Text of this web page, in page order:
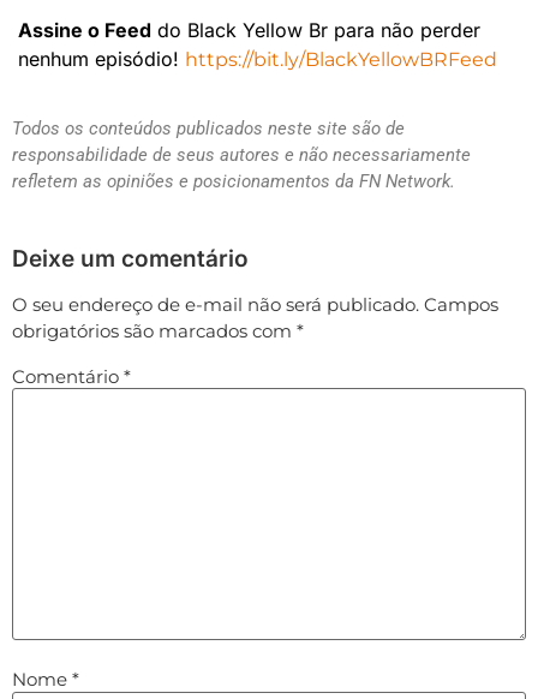
Assine o Feed do Black Yellow Br para não perder
nenhum episódio! https://bit.ly/BlackYellowBRFeed
Todos os conteúdos publicados neste site são de
responsabilidade de seus autores e não necessariamente
refletem as opiniões e posicionamentos da FN Network.
Deixe um comentário
O seu endereço de e-mail não será publicado. Campos
obrigatórios são marcados com *
Comentário *
Nome *